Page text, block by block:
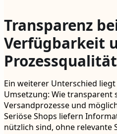
Transparenz
Verfügbarkeit
Prozessqualität
Ein weiterer Unterschied
Umsetzung: Wie transparent
Versandprozesse und
Seriöse Shops liefern
nützlich sind, ohne relevante